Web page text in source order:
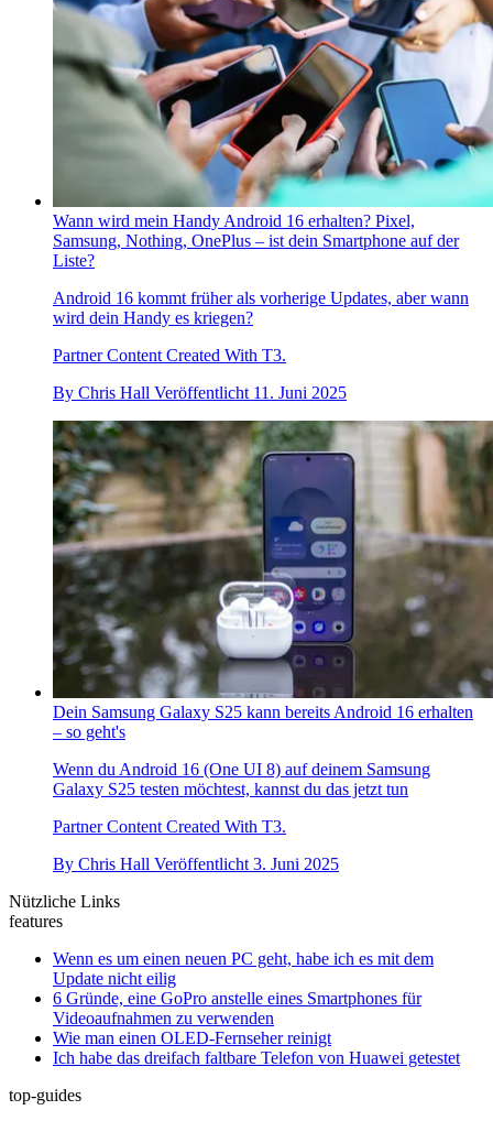
Wann wird mein Handy Android 16 erhalten? Pixel,
Samsung, Nothing, OnePlus – ist dein Smartphone auf der
Liste?
Android 16 kommt früher als vorherige Updates, aber wann
wird dein Handy es kriegen?
Partner Content Created With T3.
By Chris Hall Veröffentlicht 11. Juni 2025
Dein Samsung Galaxy S25 kann bereits Android 16 erhalten
– so geht's
Wenn du Android 16 (One UI 8) auf deinem Samsung
Galaxy S25 testen möchtest, kannst du das jetzt tun
Partner Content Created With T3.
By Chris Hall Veröffentlicht 3. Juni 2025
Nützliche Links
features
Wenn es um einen neuen PC geht, habe ich es mit dem
Update nicht eilig
6 Gründe, eine GoPro anstelle eines Smartphones für
Videoaufnahmen zu verwenden
Wie man einen OLED-Fernseher reinigt
Ich habe das dreifach faltbare Telefon von Huawei getestet
top-guides